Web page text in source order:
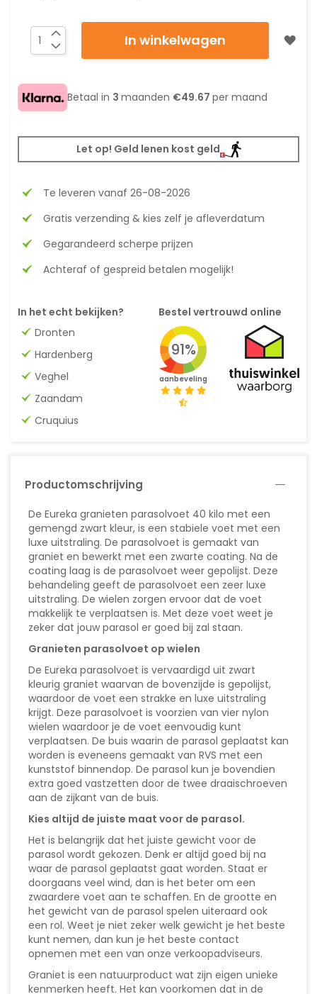
In winkelwagen
Betaal in 3 maanden €49.67 per maand
Let op! Geld lenen kost geld
Te leveren vanaf 26-08-2026
Gratis verzending & kies zelf je afleverdatum
Gegarandeerd scherpe prijzen
Achteraf of gespreid betalen mogelijk!
In het echt bekijken?
Dronten
Hardenberg
Veghel
Zaandam
Cruquius
Bestel vertrouwd online
91%
aanbeveling
Productomschrijving
De Eureka granieten parasolvoet 40 kilo met een
gemengd zwart kleur, is een stabiele voet met een
luxe uitstraling. De parasolvoet is gemaakt van
graniet en bewerkt met een zwarte coating. Na de
coating laag is de parasolvoet weer gepolijst. Deze
behandeling geeft de parasolvoet een zeer luxe
uitstraling. De wielen zorgen ervoor dat de voet
makkelijk te verplaatsen is. Met deze voet weet je
zeker dat jouw parasol er goed bij zal staan.
Granieten parasolvoet op wielen
De Eureka parasolvoet is vervaardigd uit zwart
kleurig graniet waarvan de bovenzijde is gepolijst,
waardoor de voet een strakke en luxe uitstraling
krijgt. Deze parasolvoet is voorzien van vier nylon
wielen waardoor je de voet eenvoudig kunt
verplaatsen. De buis waarin de parasol geplaatst kan
worden is eveneens gemaakt van RVS met een
kunststof binnendop. De parasol kun je bovendien
extra goed vastzetten door de twee draaischroeven
aan de zijkant van de buis.
Kies altijd de juiste maat voor de parasol.
Het is belangrijk dat het juiste gewicht voor de
parasol wordt gekozen. Denk er altijd goed bij na
waar de parasol geplaatst gaat worden. Staat er
doorgaans veel wind, dan is het beter om een
zwaardere voet aan te schaffen. En de grootte en
het gewicht van de parasol spelen uiteraard ook
een rol. Weet je niet zeker welk gewicht je het beste
kunt nemen, dan kun je het beste contact
opnemen met een van onze verkoopadviseurs.
Graniet is een natuurproduct wat zijn eigen unieke
kenmerken heeft. Het kan voorkomen dat in de